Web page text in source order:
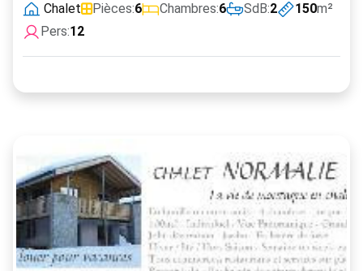
Chalet Pièces:6 Chambres:6 SdB:2 150m²
Pers:12